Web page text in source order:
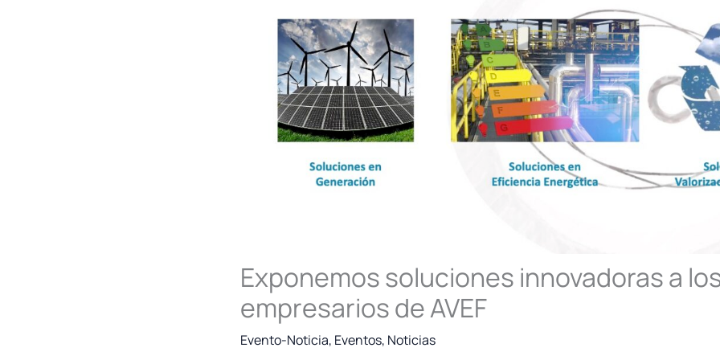
Exponemos soluciones innovadoras a
empresarios de AVEF
Evento-Noticia, Eventos, Noticias